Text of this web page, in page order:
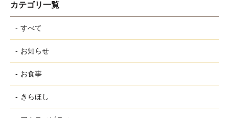
カテゴリ一覧
すべて
お知らせ
お食事
きらほし